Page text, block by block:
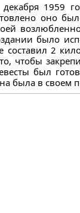
1959
оно
было
составил 2
чтобы
был
была в своем